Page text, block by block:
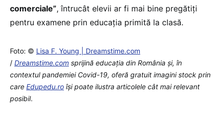
comerciale”, întrucât elevii ar fi mai bine pregătiți
pentru examene prin educația primită la clasă.
Foto: © Lisa F. Young | Dreamstime.com
/ Dreamstime.com sprijină educaţia din România şi, în
contextul pandemiei Covid-19, oferă gratuit imagini stock prin
care Edupedu.ro îşi poate ilustra articolele cât mai relevant
posibil.